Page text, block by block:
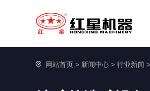
网站首页 > 新闻中心 > 行业新闻 >